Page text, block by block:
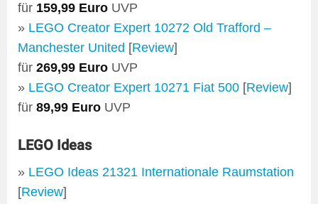
für 159,99 Euro UVP
» LEGO Creator Expert 10272 Old Trafford –
Manchester United [Review]
für 269,99 Euro UVP
» LEGO Creator Expert 10271 Fiat 500 [Review]
für 89,99 Euro UVP
LEGO Ideas
» LEGO Ideas 21321 Internationale Raumstation
[Review]